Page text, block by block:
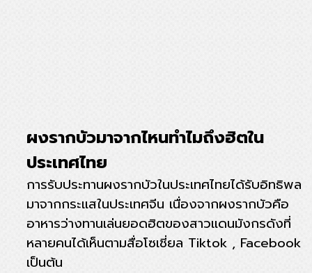
ผงรากบัวมาจากไหนทำไมถึงฮิตใน
ประเทศไทย
การรับประทานผงรากบัวในประเทศไทยได้รับอิทธิพล
มาจากกระแสในประเทศจีน เนื่องจากผงรากบัวคือ
อาหารว่างทานเล่นยอดฮิตของสาวแดนมังกรดังที่
หลายคนได้เห็นตามสื่อโซเชี่ยล Tiktok , Facebook
เป็นต้น